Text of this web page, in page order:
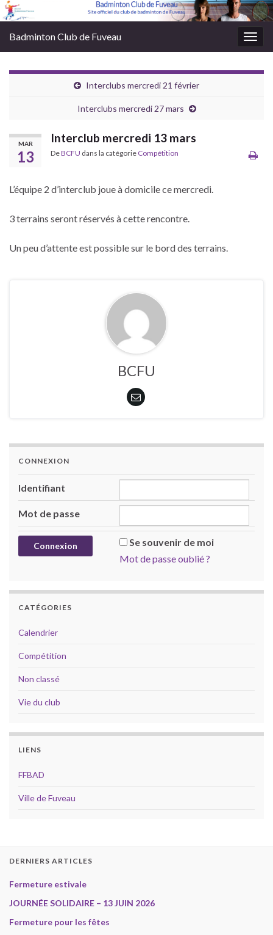
Badminton Club de Fuveau
Interclubs mercredi 21 février
Interclubs mercredi 27 mars
MAR
13
Interclub mercredi 13 mars
DeBCFU dans la catégorie Compétition
L’équipe 2 d’interclub joue à domicile ce mercredi.
3 terrains seront réservés à cette rencontre.
Un peu d’attente est possible sur le bord des terrains.
BCFU
CONNEXION
Identifiant
Mot de passe
Se souvenir de moi
Mot de passe oublié ?
CATÉGORIES
Calendrier
Compétition
Non classé
Vie du club
LIENS
FFBAD
Ville de Fuveau
DERNIERS ARTICLES
Fermeture estivale
JOURNÉE SOLIDAIRE – 13 JUIN 2026
Fermeture pour les fêtes